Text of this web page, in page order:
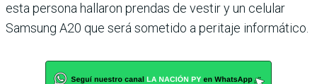
esta persona hallaron prendas de vestir y un celular
Samsung A20 que será sometido a peritaje informático.